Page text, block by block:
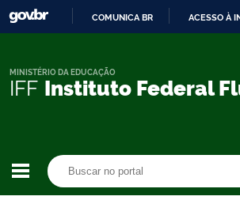
CONTEÚDO
COMUNICA BR ACESSO À
IFF Instituto Federal
MINISTÉRIO DA EDUCAÇÃO